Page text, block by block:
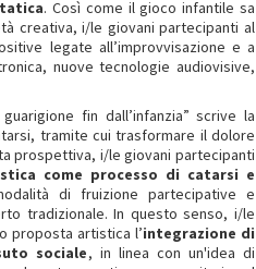
. Così come il gioco infantile sa
creativa, i/le giovani partecipanti al
legate all’improvvisazione e a
nuove tecnologie audiovisive,
fin dall’infanzia” scrive la
tramite cui trasformare il dolore
prospettiva, i/le giovani partecipanti
come processo di catarsi e
di fruizione partecipative e
tradizionale. In questo senso, i/le
proposta artistica l’integrazione di
sociale, in linea con un'idea di